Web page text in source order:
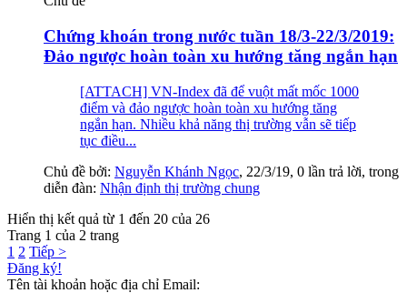
Chứng khoán trong nước tuần 18/3-22/3/2019:
Đảo ngược hoàn toàn xu hướng tăng ngắn hạn
[ATTACH] VN-Index đã để vuột mất mốc 1000
điểm và đảo ngược hoàn toàn xu hướng tăng
ngắn hạn. Nhiều khả năng thị trường vẫn sẽ tiếp
tục điều...
Chủ đề bởi: Nguyễn Khánh Ngọc, 22/3/19, 0 lần trả lời, trong
diễn đàn: Nhận định thị trường chung
Hiển thị kết quả từ 1 đến 20 của 26
Trang 1 của 2 trang
1 2 Tiếp >
Đăng ký!
Tên tài khoản hoặc địa chỉ Email: